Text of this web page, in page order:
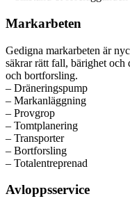
Markarbeten
Gedigna markarbeten är
säkrar rätt fall, bärighet och
och bortforsling.
– Dräneringspump
– Markanläggning
– Provgrop
– Tomtplanering
– Transporter
– Bortforsling
– Totalentreprenad
Avloppsservice